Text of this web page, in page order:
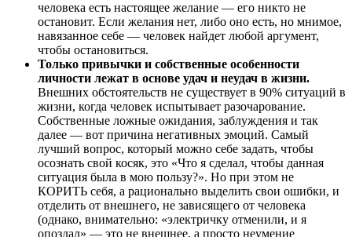
человека есть настоящее желание — его никто не
остановит. Если желания нет, либо оно есть, но мнимое,
навязанное себе — человек найдет любой аргумент,
чтобы остановиться.
Только привычки и собственные особенности
личности лежат в основе удач и неудач в жизни.
Внешних обстоятельств не существует в 90% ситуаций в
жизни, когда человек испытывает разочарование.
Собственные ложные ожидания, заблуждения и так
далее — вот причина негативных эмоций. Самый
лучший вопрос, который можно себе задать, чтобы
осознать свой косяк, это «Что я сделал, чтобы данная
ситуация была в мою пользу?». Но при этом не
КОРИТЬ себя, а рационально выделить свои ошибки, и
отделить от внешнего, не зависящего от человека
(однако, внимательно: «электричку отменили, и я
опоздал» — это не внешнее, а просто неумение